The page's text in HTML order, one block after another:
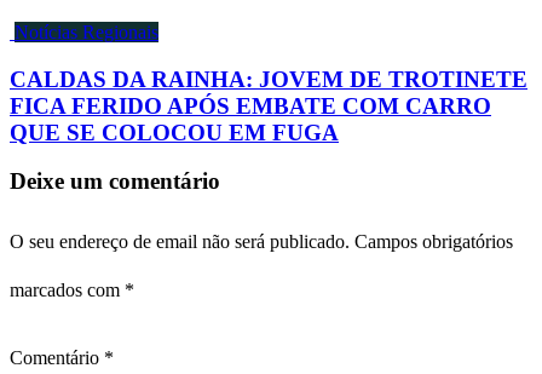
Notícias Regionais
CALDAS DA RAINHA: JOVEM DE TROTINETE
FICA FERIDO APÓS EMBATE COM CARRO
QUE SE COLOCOU EM FUGA
Deixe um comentário
O seu endereço de email não será publicado. Campos obrigatórios
marcados com *
Comentário *